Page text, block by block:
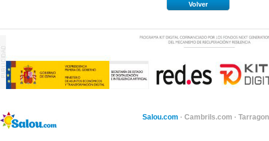
Volver
Salou.com · Cambrils.com ·